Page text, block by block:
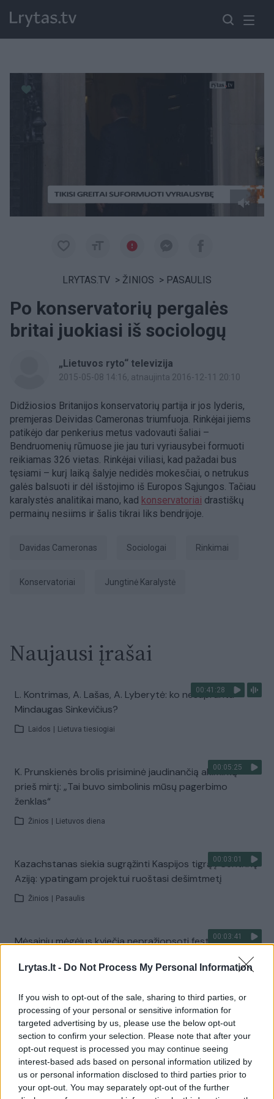
Lrytas.lt - Do Not Process My Personal Information
If you wish to opt-out of the sale, sharing to third parties, or
processing of your personal or sensitive information for
targeted advertising by us, please use the below opt-out
section to confirm your selection. Please note that after your
opt-out request is processed you may continue seeing
interest-based ads based on personal information utilized by
us or personal information disclosed to third parties prior to
your opt-out. You may separately opt-out of the further
LRYTAS.TV > ŽINIOS > PASAULIS
Po konservatorių pergalės
britai juokiasi iš sociologų
„Lietuvos ryto“ televizija
2015-05-08 14:16, atnaujinta 2016-12-11 20:10
Didžiosios Britanijos konservatorių partija ir jos lyderis,
premjeras Deividas Cameronas triumfuoja. Rinkėjai jiems
patikėjo dar penkerius metus vadovauti šaliai –
Bendruomenių rūmuose jie jau turi vyriausybei formuoti
reikiamas 326 vietas. Rinkėjai viliasi, kad pažadai bus
tęsiami – kurį laiką šalyje nedidės mokesčiai, o netrukus
galės balsuoti ir dėl išstojimo iš Europos Sąjungos. Tačiau
karalystės analitikai mano, kad konservatoriai drastiškų
permainų nesiims ir šalis tikrai liks bendrijoje.
Davidas Cameronas sociologai Rinkimai
Konservatoriai Jungtinė Karalystė
Naujausi įrašai
00:41:28
L. Kontrimas, A. Lašas, A. Lyberytė: ko nesupranta
Mindaugas Sinkevičius?
Laidos Lietuva tiesiogiai
00:05:25
K. Prunskienės brolis prisiminė jaudinančią akimirką
prieš mirtį: „Tai buvo simbolinis mūsų pagerbimo
ženklas“
Žinios Lietuvos diena
00:03:01
Kazachstanas siekia sugrąžinti Kaspijos tigrą į Centrinę
Aziją: ypatingam projektui ruoštasi dešimtmetį
Žinios Pasaulis
00:03:41
Mėsainių mėgėjus kviečia nepražiopsoti festivalio
Visi įrašai
Žiūrimiausi įrašai